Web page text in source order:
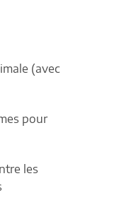
(avec
pour
les